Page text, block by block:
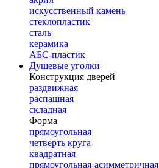
искусственный камень
стеклопластик
сталь
керамика
АБС-пластик
Душевые уголки
Конструкция дверей
раздвижная
распашная
складная
Форма
прямоугольная
четверть круга
квадратная
прямоугольная-асимметричная